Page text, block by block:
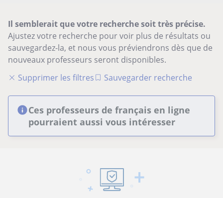
Il semblerait que votre recherche soit très précise.
Ajustez votre recherche pour voir plus de résultats ou
sauvegardez-la, et nous vous préviendrons dès que de
nouveaux professeurs seront disponibles.
Supprimer les filtres
Sauvegarder recherche
Ces professeurs de français en ligne
pourraient aussi vous intéresser